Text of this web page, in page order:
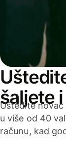
šaljete
Uštedite
u više od 40
računu, kad